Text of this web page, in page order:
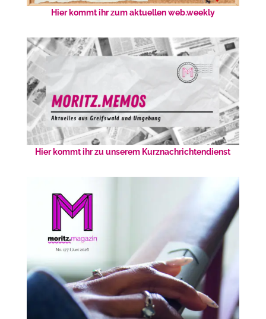
Hier kommt ihr zum aktuellen web.weekly
Hier kommt ihr zu unserem Kurznachrichtendienst